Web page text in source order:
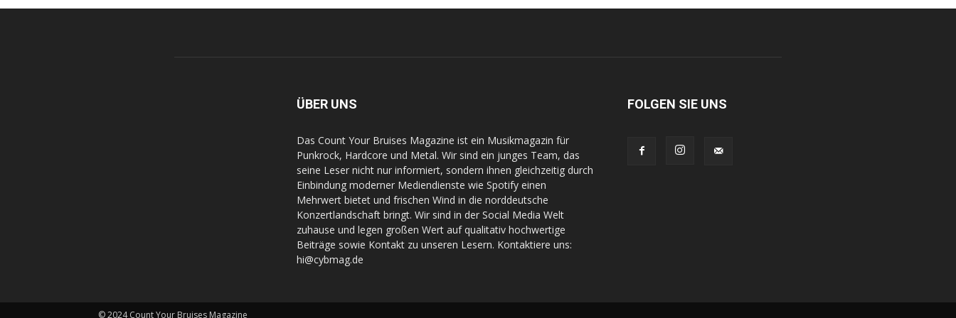
ÜBER UNS
Das Count Your Bruises Magazine ist ein Musikmagazin für
Punkrock, Hardcore und Metal. Wir sind ein junges Team, das
seine Leser nicht nur informiert, sondern ihnen gleichzeitig durch
Einbindung moderner Mediendienste wie Spotify einen
Mehrwert bietet und frischen Wind in die norddeutsche
Konzertlandschaft bringt. Wir sind in der Social Media Welt
zuhause und legen großen Wert auf qualitativ hochwertige
Beiträge sowie Kontakt zu unseren Lesern. Kontaktiere uns:
hi@cybmag.de
FOLGEN SIE UNS
© 2024 Count Your Bruises Magazine